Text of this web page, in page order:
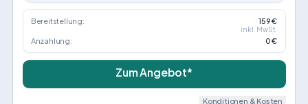
Bereitstellung: 159 €
inkl. MwSt.
Anzahlung: 0 €
Zum Angebot*
Konditionen & Kosten